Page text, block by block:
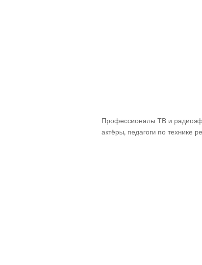
Профессионалы ТВ и
актёры, педагоги по технике